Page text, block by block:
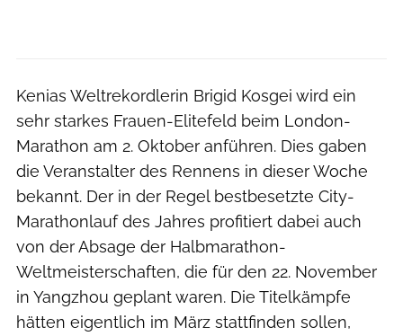
Kenias Weltrekordlerin Brigid Kosgei wird ein
sehr starkes Frauen-Elitefeld beim London-
Marathon am 2. Oktober anführen. Dies gaben
die Veranstalter des Rennens in dieser Woche
bekannt. Der in der Regel bestbesetzte City-
Marathonlauf des Jahres profitiert dabei auch
von der Absage der Halbmarathon-
Weltmeisterschaften, die für den 22. November
in Yangzhou geplant waren. Die Titelkämpfe
hätten eigentlich im März stattfinden sollen,